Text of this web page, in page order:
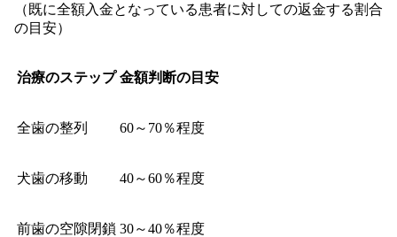
（既に全額入金となっている患者に対しての返金する割合
の目安）
治療のステップ 金額判断の目安
全歯の整列 60～70％程度
犬歯の移動 40～60％程度
前歯の空隙閉鎖 30～40％程度